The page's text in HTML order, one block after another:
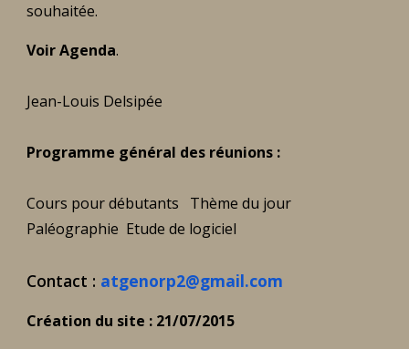
souhaitée.
Voir Agenda.
Jean-Louis Delsipée
Programme général des réunions :
Cours pour débutants Thème du jour
Paléographie Etude de logiciel
Contact : atgenorp2@gmail.com
Création du site : 21/07/2015